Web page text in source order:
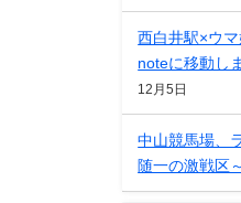
西白井駅×ウ
noteに移動し
12月5日
中山競馬場、
随一の激戦区～